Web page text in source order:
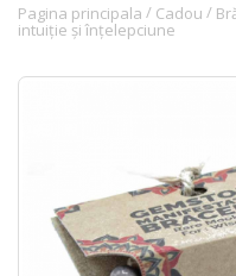
Pagina principala / Cadou /
intuiție și înțelepciune